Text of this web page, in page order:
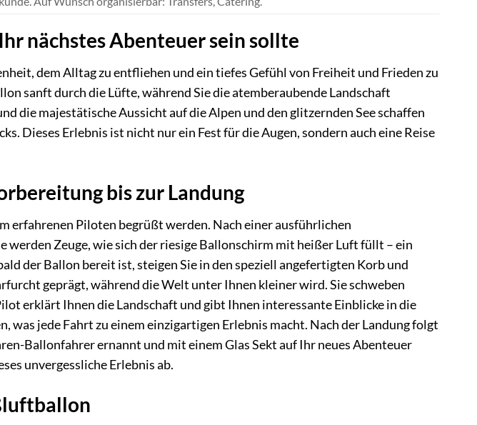
nächstes Abenteuer sein sollte
dem Alltag zu entfliehen und ein tiefes Gefühl von Freiheit und Frieden zu
sanft durch die Lüfte, während Sie die atemberaubende Landschaft
die majestätische Aussicht auf die Alpen und den glitzernden See schaffen
Dieses Erlebnis ist nicht nur ein Fest für die Augen, sondern auch eine Reise
bis zur Landung
erfahrenen Piloten begrüßt werden. Nach einer ausführlichen
Zeuge, wie sich der riesige Ballonschirm mit heißer Luft füllt – ein
der Ballon bereit ist, steigen Sie in den speziell angefertigten Korb und
geprägt, während die Welt unter Ihnen kleiner wird. Sie schweben
erklärt Ihnen die Landschaft und gibt Ihnen interessante Einblicke in die
was jede Fahrt zu einem einzigartigen Erlebnis macht. Nach der Landung folgt
Ballonfahrer ernannt und mit einem Glas Sekt auf Ihr neues Abenteuer
unvergessliche Erlebnis ab.